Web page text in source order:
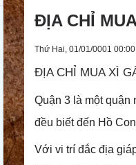
ĐỊA CHỈ
Thứ Hai, 01/01/0001
ĐỊA CHỈ MUA XÌ
Quận 3 là một quận
đều biết đến Hồ
Với vi trí đắc địa